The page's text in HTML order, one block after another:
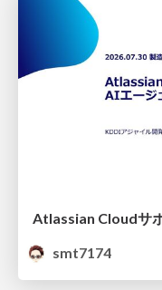
smt7174